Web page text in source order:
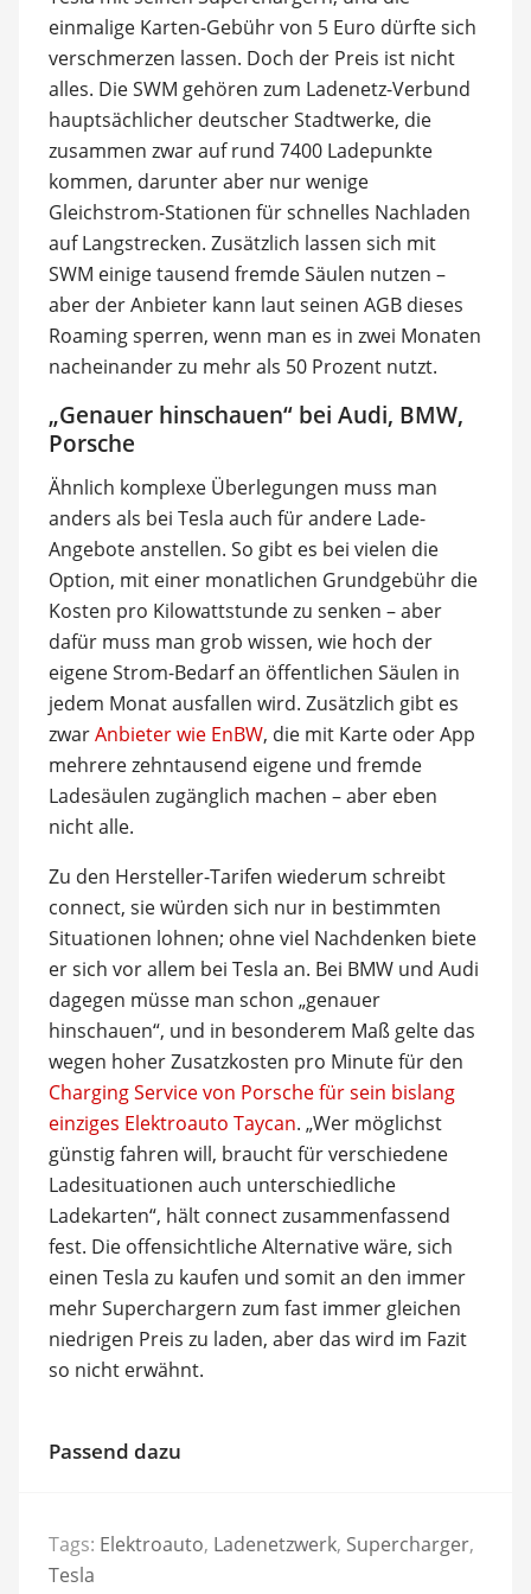
einmalige Karten-Gebühr von 5 Euro dürfte sich
verschmerzen lassen. Doch der Preis ist nicht
alles. Die SWM gehören zum Ladenetz-Verbund
hauptsächlicher deutscher Stadtwerke, die
zusammen zwar auf rund 7400 Ladepunkte
kommen, darunter aber nur wenige
Gleichstrom-Stationen für schnelles Nachladen
auf Langstrecken. Zusätzlich lassen sich mit
SWM einige tausend fremde Säulen nutzen –
aber der Anbieter kann laut seinen AGB dieses
Roaming sperren, wenn man es in zwei Monaten
nacheinander zu mehr als 50 Prozent nutzt.
„Genauer hinschauen“ bei Audi, BMW,
Porsche
Ähnlich komplexe Überlegungen muss man
anders als bei Tesla auch für andere Lade-
Angebote anstellen. So gibt es bei vielen die
Option, mit einer monatlichen Grundgebühr die
Kosten pro Kilowattstunde zu senken – aber
dafür muss man grob wissen, wie hoch der
eigene Strom-Bedarf an öffentlichen Säulen in
jedem Monat ausfallen wird. Zusätzlich gibt es
zwarAnbieter wie EnBW, die mit Karte oder App
mehrere zehntausend eigene und fremde
Ladesäulen zugänglich machen – aber eben
nicht alle.
Zu den Hersteller-Tarifen wiederum schreibt
connect, sie würden sich nur in bestimmten
Situationen lohnen; ohne viel Nachdenken biete
er sich vor allem bei Tesla an. Bei BMW und Audi
dagegen müsse man schon „genauer
hinschauen“, und in besonderem Maß gelte das
wegen hoher Zusatzkosten pro Minute für den
Charging Service von Porsche für sein bislang
einziges Elektroauto Taycan. „Wer möglichst
günstig fahren will, braucht für verschiedene
Ladesituationen auch unterschiedliche
Ladekarten“, hält connect zusammenfassend
fest. Die offensichtliche Alternative wäre, sich
einen Tesla zu kaufen und somit an den immer
mehr Superchargern zum fast immer gleichen
niedrigen Preis zu laden, aber das wird im Fazit
so nicht erwähnt.
Passend dazu
Tags: Elektroauto, Ladenetzwerk, Supercharger,
Tesla